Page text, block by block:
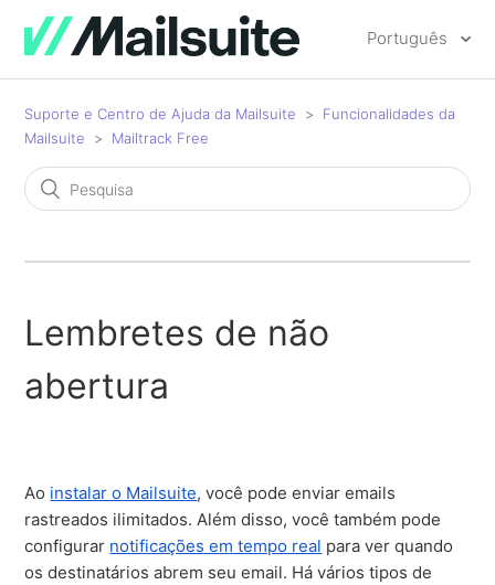
Português
Suporte e Centro de Ajuda da Mailsuite
Funcionalidades da
Mailsuite
Mailtrack Free
Lembretes de não
abertura
Ao instalar o Mailsuite, você pode enviar emails
rastreados ilimitados. Além disso, você também pode
configurar notificações em tempo real para ver quando
os destinatários abrem seu email. Há vários tipos de